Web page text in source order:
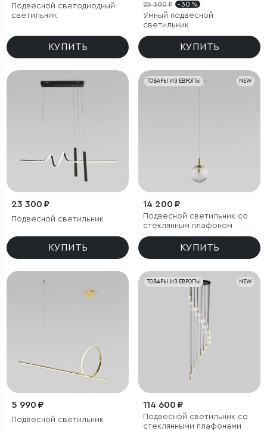
Подвесной светодиодный
светильник
КУПИТЬ
25 300 ₽ - 30 %
Умный подвесной
светильник
КУПИТЬ
23 300 ₽
Подвесной светильник
КУПИТЬ
NEW
ТОВАРЫ ИЗ ЕВРОПЫ
14 200 ₽
Подвесной светильник со
стеклянным плафоном
КУПИТЬ
5 990 ₽
Подвесной светильник
NEW
ТОВАРЫ ИЗ ЕВРОПЫ
114 600 ₽
Подвесной светильник со
стеклянными плафонами